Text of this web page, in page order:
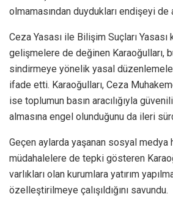
olmamasından duydukları endişeyi de
Ceza Yasası ile Bilişim Suçları Yasası
gelişmelere de değinen Karaoğulları,
sindirmeye yönelik yasal
ifade etti. Karaoğulları, Ceza
ise toplumun basın aracılığıyla
almasına engel olunduğunu da ileri
Geçen aylarda yaşanan sosyal medya
müdahalelere de tepki gösteren
varlıkları olan kurumlara yatırım
özelleştirilmeye çalışıldığını savundu.